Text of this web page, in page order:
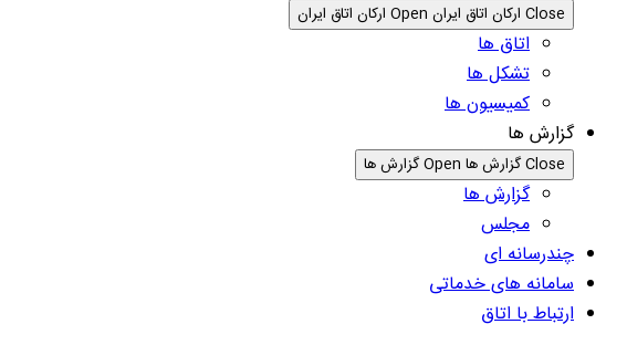
Close ارکان اتاق ایران Open ارکان اتاق ایران
اتاق ها
تشکل ها
کمیسیون ها
گزارش ها
Close گزارش ها Open گزارش ها
گزارش ها
مجلس
چندرسانه ای
سامانه های خدماتی
ارتباط با اتاق